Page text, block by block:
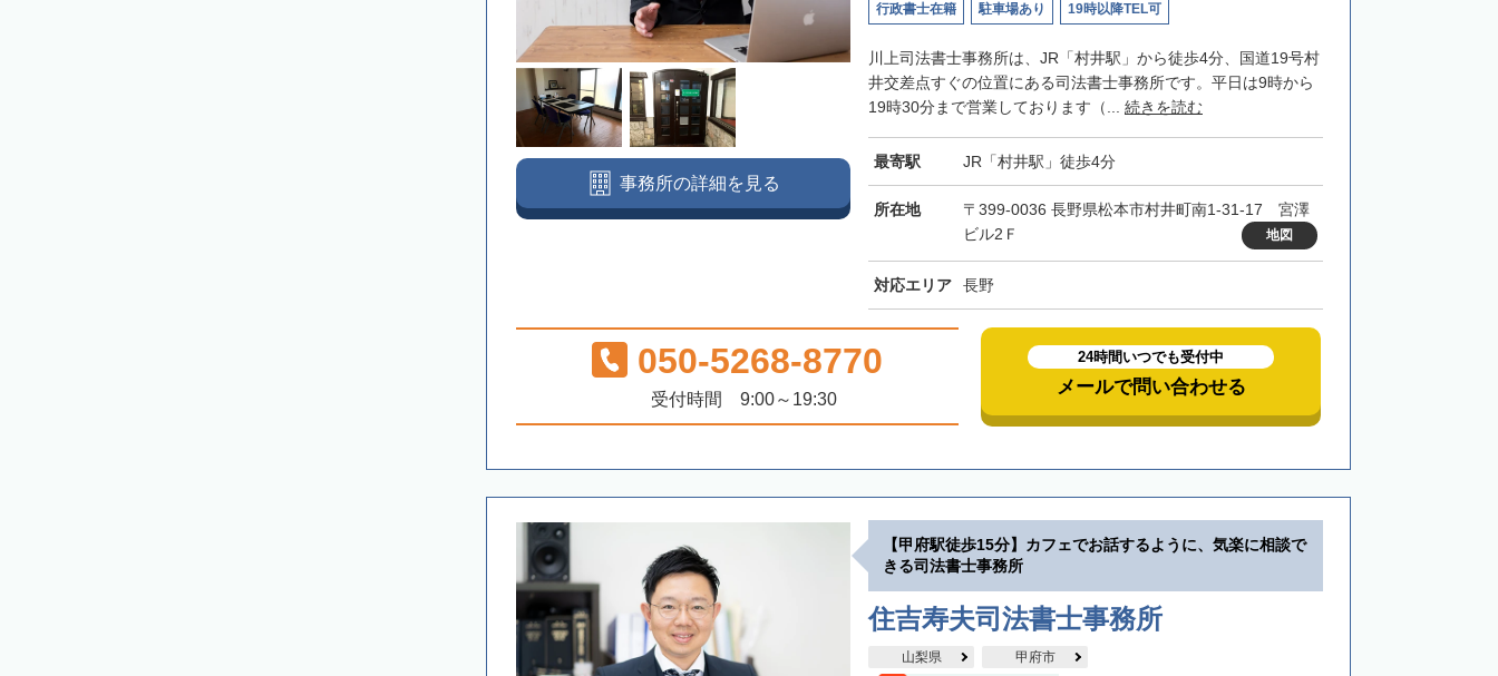
行政書士在籍 駐車場あり 19時以降TEL可
川上司法書士事務所は、JR「村井駅」から徒歩4分、国道19号村
井交差点すぐの位置にある司法書士事務所です。平日は9時から
19時30分まで営業しております（... 続きを読む
最寄駅 JR「村井駅」徒歩4分
所在地
〒399-0036 長野県松本市村井町南1-31-17 宮澤
ビル2Ｆ
地図
対応エリア 長野
事務所の詳細を見る
050-5268-8770
受付時間 9:00～19:30
24時間いつでも受付中
メールで問い合わせる
【甲府駅徒歩15分】カフェでお話するように、気楽に相談で
きる司法書士事務所
住吉寿夫司法書士事務所
山梨県 甲府市